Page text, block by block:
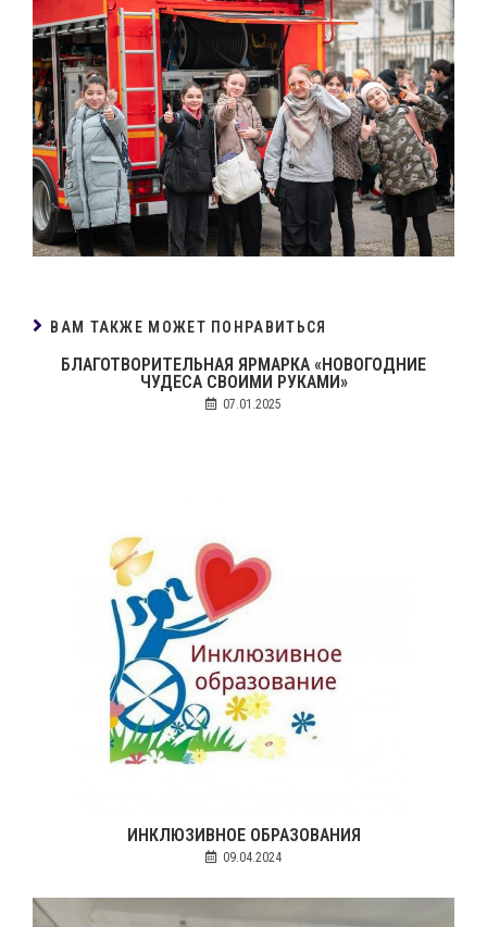
ВАМ ТАКЖЕ МОЖЕТ ПОНРАВИТЬСЯ
БЛАГОТВОРИТЕЛЬНАЯ ЯРМАРКА «НОВОГОДНИЕ
ЧУДЕСА СВОИМИ РУКАМИ»
07.01.2025
ИНКЛЮЗИВНОЕ ОБРАЗОВАНИЯ
09.04.2024